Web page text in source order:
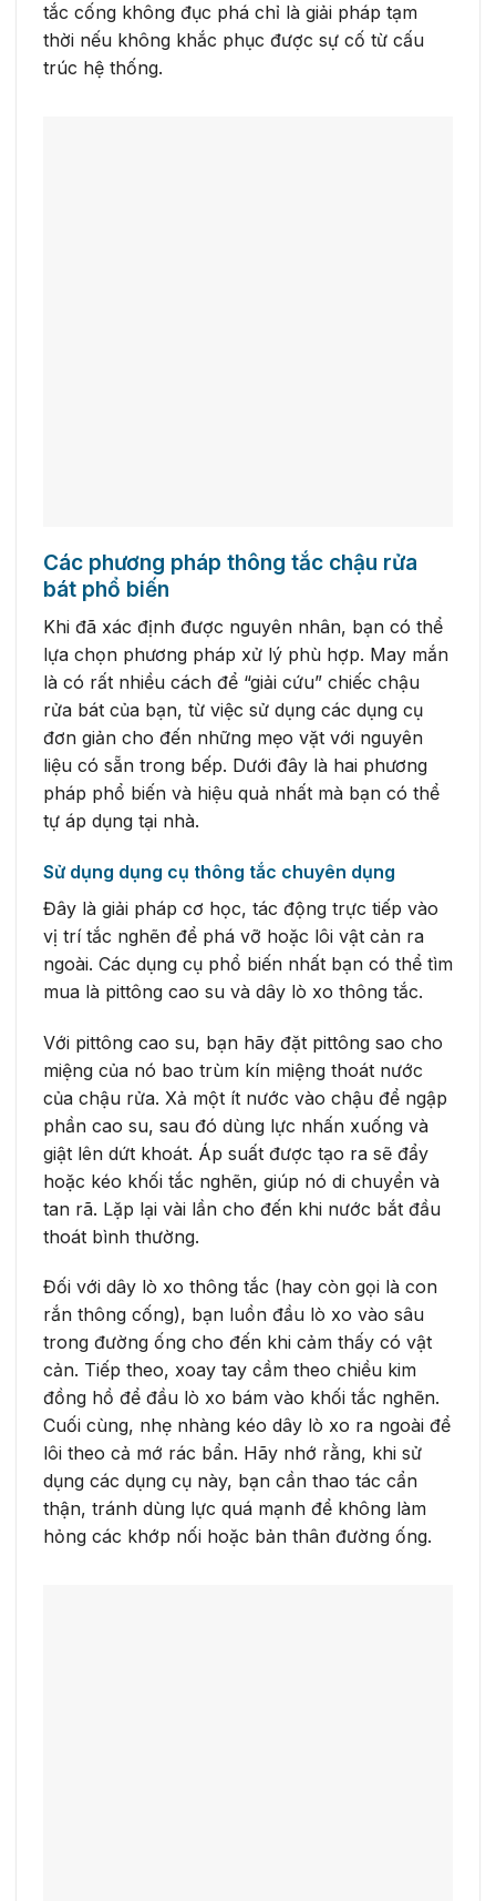
tắc cống không đục phá chỉ là giải pháp tạm
thời nếu không khắc phục được sự cố từ cấu
trúc hệ thống.
Các phương pháp thông tắc chậu rửa
bát phổ biến
Khi đã xác định được nguyên nhân, bạn có thể
lựa chọn phương pháp xử lý phù hợp. May mắn
là có rất nhiều cách để “giải cứu” chiếc chậu
rửa bát của bạn, từ việc sử dụng các dụng cụ
đơn giản cho đến những mẹo vặt với nguyên
liệu có sẵn trong bếp. Dưới đây là hai phương
pháp phổ biến và hiệu quả nhất mà bạn có thể
tự áp dụng tại nhà.
Sử dụng dụng cụ thông tắc chuyên dụng
Đây là giải pháp cơ học, tác động trực tiếp vào
vị trí tắc nghẽn để phá vỡ hoặc lôi vật cản ra
ngoài. Các dụng cụ phổ biến nhất bạn có thể tìm
mua là pittông cao su và dây lò xo thông tắc.
Với pittông cao su, bạn hãy đặt pittông sao cho
miệng của nó bao trùm kín miệng thoát nước
của chậu rửa. Xả một ít nước vào chậu để ngập
phần cao su, sau đó dùng lực nhấn xuống và
giật lên dứt khoát. Áp suất được tạo ra sẽ đẩy
hoặc kéo khối tắc nghẽn, giúp nó di chuyển và
tan rã. Lặp lại vài lần cho đến khi nước bắt đầu
thoát bình thường.
Đối với dây lò xo thông tắc (hay còn gọi là con
rắn thông cống), bạn luồn đầu lò xo vào sâu
trong đường ống cho đến khi cảm thấy có vật
cản. Tiếp theo, xoay tay cầm theo chiều kim
đồng hồ để đầu lò xo bám vào khối tắc nghẽn.
Cuối cùng, nhẹ nhàng kéo dây lò xo ra ngoài để
lôi theo cả mớ rác bẩn. Hãy nhớ rằng, khi sử
dụng các dụng cụ này, bạn cần thao tác cẩn
thận, tránh dùng lực quá mạnh để không làm
hỏng các khớp nối hoặc bản thân đường ống.